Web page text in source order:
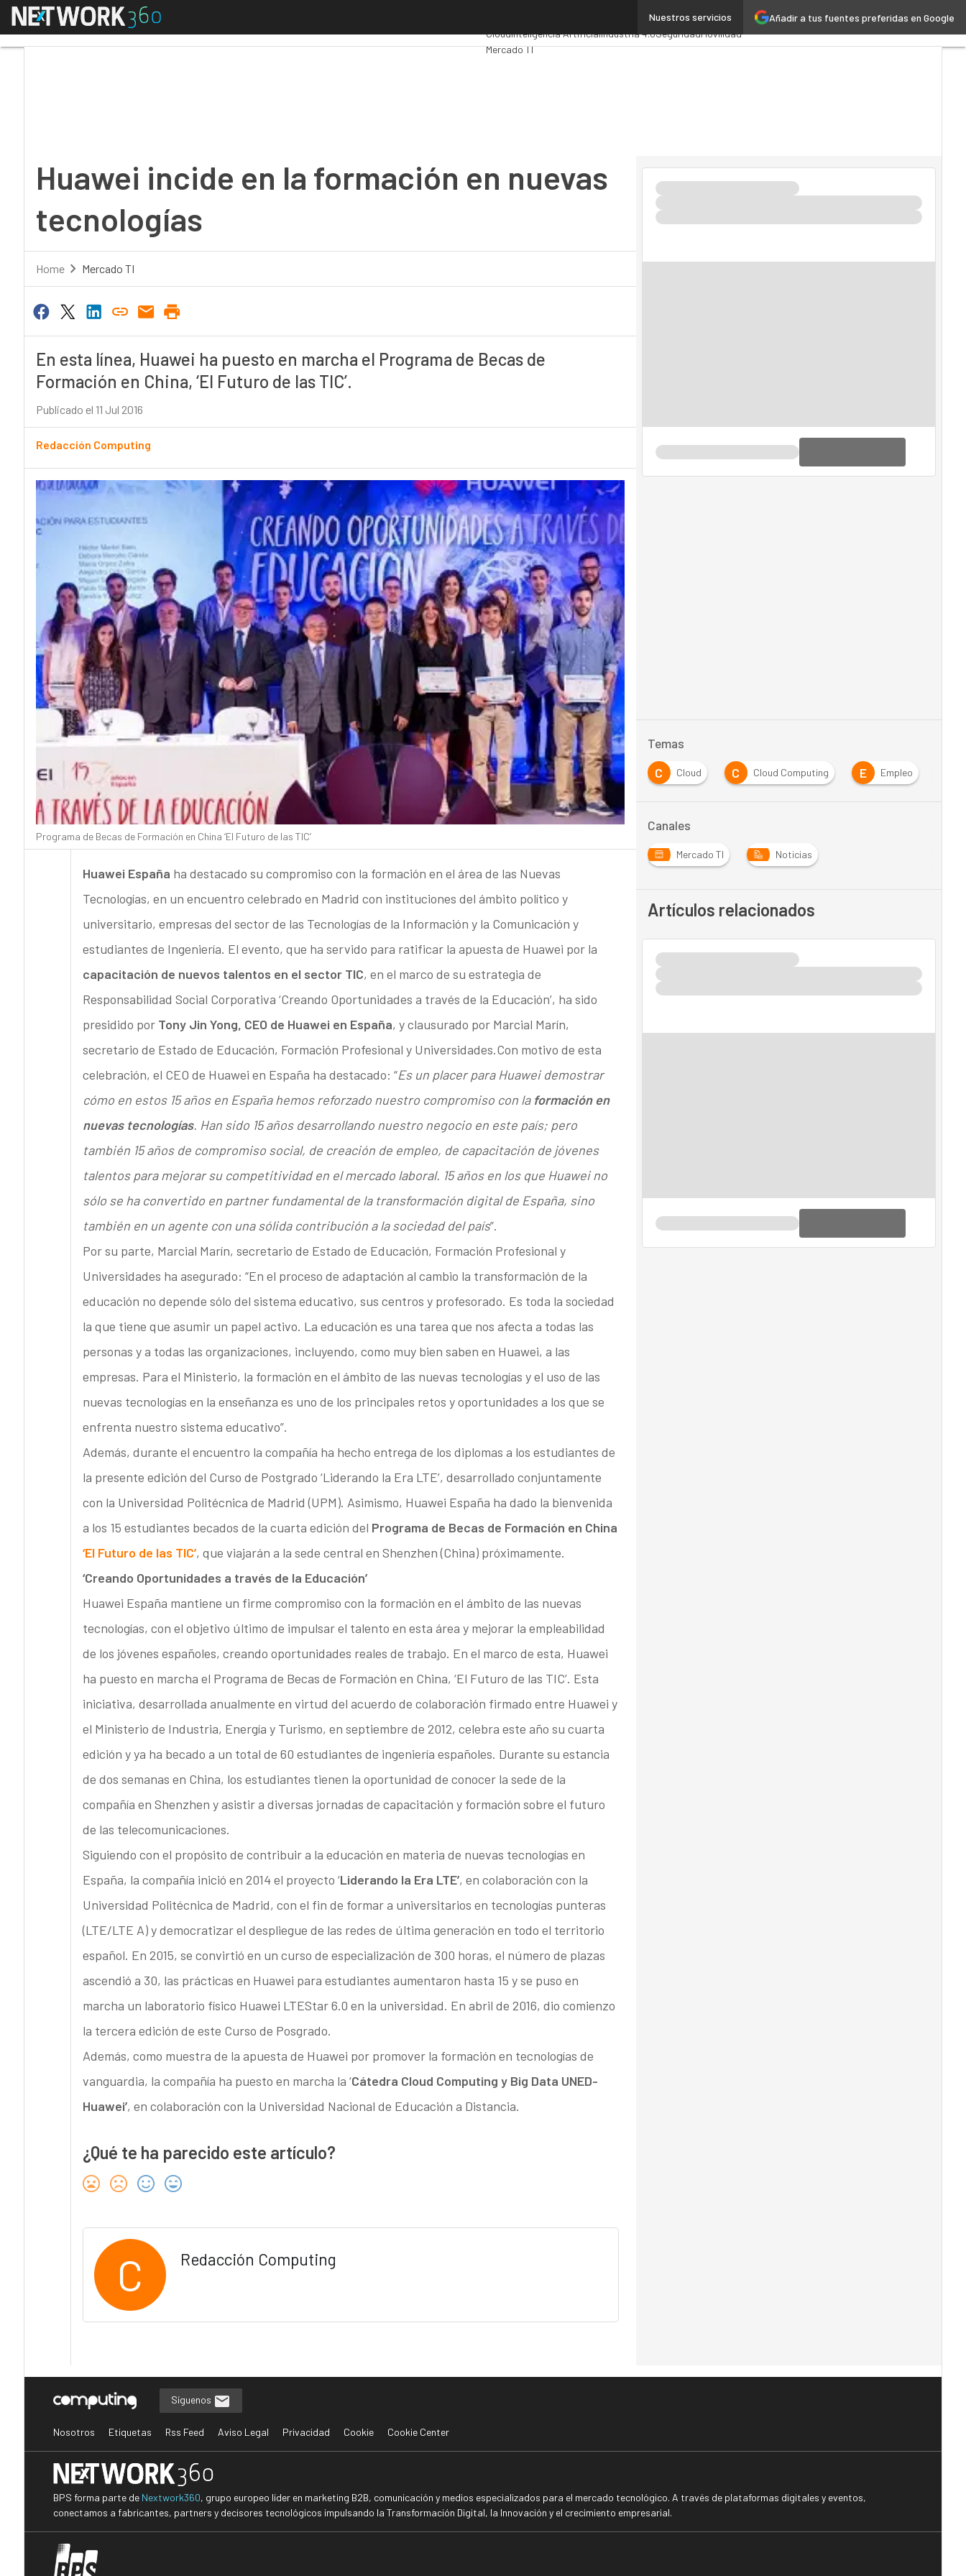
Añadir a tus fuentes preferidas en Google
Nuestros servicios
Menú Administración PúblicaMarTech
CloudInteligencia ArtificialIndustria 4.0SeguridadMovilidad
Mercado TI
Huawei incide en la formación en nuevas
tecnologías
Home Mercado TI
En esta línea, Huawei ha puesto en marcha el Programa de Becas de
Formación en China, ‘El Futuro de las TIC’.
Publicado el 11 Jul 2016
Redacción Computing
Programa de Becas de Formación en China ‘El Futuro de las TIC’
Huawei España ha destacado su compromiso con la formación en el área de las Nuevas
Tecnologías, en un encuentro celebrado en Madrid con instituciones del ámbito político y
universitario, empresas del sector de las Tecnologías de la Información y la Comunicación y
estudiantes de Ingeniería. El evento, que ha servido para ratificar la apuesta de Huawei por la
capacitación de nuevos talentos en el sector TIC, en el marco de su estrategia de
Responsabilidad Social Corporativa ‘Creando Oportunidades a través de la Educación’, ha sido
presidido por Tony Jin Yong, CEO de Huawei en España, y clausurado por Marcial Marín,
secretario de Estado de Educación, Formación Profesional y Universidades.Con motivo de esta
celebración, el CEO de Huawei en España ha destacado: “Es un placer para Huawei demostrar
cómo en estos 15 años en España hemos reforzado nuestro compromiso con la formación en
nuevas tecnologías. Han sido 15 años desarrollando nuestro negocio en este país; pero
también 15 años de compromiso social, de creación de empleo, de capacitación de jóvenes
talentos para mejorar su competitividad en el mercado laboral. 15 años en los que Huawei no
sólo se ha convertido en partner fundamental de la transformación digital de España, sino
también en un agente con una sólida contribución a la sociedad del país”.
Por su parte, Marcial Marín, secretario de Estado de Educación, Formación Profesional y
Universidades ha asegurado: “En el proceso de adaptación al cambio la transformación de la
educación no depende sólo del sistema educativo, sus centros y profesorado. Es toda la sociedad
la que tiene que asumir un papel activo. La educación es una tarea que nos afecta a todas las
personas y a todas las organizaciones, incluyendo, como muy bien saben en Huawei, a las
empresas. Para el Ministerio, la formación en el ámbito de las nuevas tecnologías y el uso de las
nuevas tecnologías en la enseñanza es uno de los principales retos y oportunidades a los que se
enfrenta nuestro sistema educativo”.
Además, durante el encuentro la compañía ha hecho entrega de los diplomas a los estudiantes de
la presente edición del Curso de Postgrado ‘Liderando la Era LTE’, desarrollado conjuntamente
con la Universidad Politécnica de Madrid (UPM). Asimismo, Huawei España ha dado la bienvenida
a los 15 estudiantes becados de la cuarta edición del Programa de Becas de Formación en China
‘El Futuro de las TIC’, que viajarán a la sede central en Shenzhen (China) próximamente.
‘Creando Oportunidades a través de la Educación’
Huawei España mantiene un firme compromiso con la formación en el ámbito de las nuevas
tecnologías, con el objetivo último de impulsar el talento en esta área y mejorar la empleabilidad
de los jóvenes españoles, creando oportunidades reales de trabajo. En el marco de esta, Huawei
ha puesto en marcha el Programa de Becas de Formación en China, ‘El Futuro de las TIC’. Esta
iniciativa, desarrollada anualmente en virtud del acuerdo de colaboración firmado entre Huawei y
el Ministerio de Industria, Energía y Turismo, en septiembre de 2012, celebra este año su cuarta
edición y ya ha becado a un total de 60 estudiantes de ingeniería españoles. Durante su estancia
de dos semanas en China, los estudiantes tienen la oportunidad de conocer la sede de la
compañía en Shenzhen y asistir a diversas jornadas de capacitación y formación sobre el futuro
de las telecomunicaciones.
Siguiendo con el propósito de contribuir a la educación en materia de nuevas tecnologías en
España, la compañía inició en 2014 el proyecto ‘Liderando la Era LTE’, en colaboración con la
Universidad Politécnica de Madrid, con el fin de formar a universitarios en tecnologías punteras
(LTE/LTE A) y democratizar el despliegue de las redes de última generación en todo el territorio
español. En 2015, se convirtió en un curso de especialización de 300 horas, el número de plazas
ascendió a 30, las prácticas en Huawei para estudiantes aumentaron hasta 15 y se puso en
marcha un laboratorio físico Huawei LTEStar 6.0 en la universidad. En abril de 2016, dio comienzo
la tercera edición de este Curso de Posgrado.
Además, como muestra de la apuesta de Huawei por promover la formación en tecnologías de
vanguardia, la compañía ha puesto en marcha la ‘Cátedra Cloud Computing y Big Data UNED-
Huawei’, en colaboración con la Universidad Nacional de Educación a Distancia.
¿Qué te ha parecido este artículo?
C Redacción Computing
Temas
B
Big Data C Cloud C Cloud Computing E Empleo
Canales
Mercado TI Noticias
Artículos relacionados
Síguenos
Nosotros Etiquetas Rss Feed Aviso Legal Privacidad Cookie Cookie Center
BPS forma parte de Nextwork360, grupo europeo líder en marketing B2B, comunicación y medios especializados para el mercado tecnológico. A través de plataformas digitales y eventos,
conectamos a fabricantes, partners y decisores tecnológicos impulsando la Transformación Digital, la Innovación y el crecimiento empresarial.